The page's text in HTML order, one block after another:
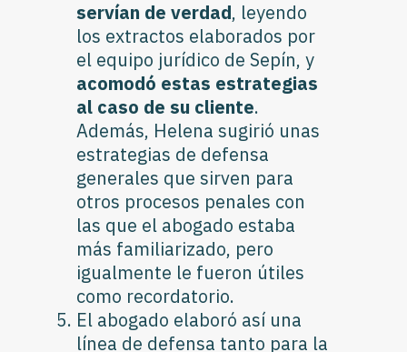
servían de verdad, leyendo
los extractos elaborados por
el equipo jurídico de Sepín, y
acomodó estas estrategias
al caso de su cliente.
Además, Helena sugirió unas
estrategias de defensa
generales que sirven para
otros procesos penales con
las que el abogado estaba
más familiarizado, pero
igualmente le fueron útiles
como recordatorio.
El abogado elaboró así una
línea de defensa tanto para la